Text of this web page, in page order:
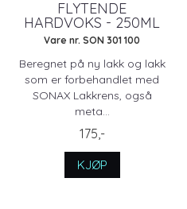
FLYTENDE
HARDVOKS - 250ML
Vare nr. SON 301 100
Beregnet på ny lakk og lakk
som er forbehandlet med
SONAX Lakkrens, også
meta...
175,-
KJØP